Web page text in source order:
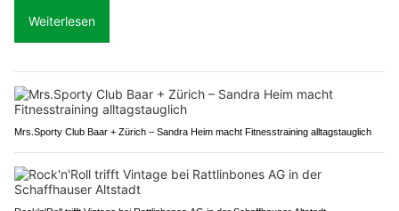
Weiterlesen
Mrs.Sporty Club Baar + Zürich – Sandra Heim macht Fitnesstraining alltagstauglich